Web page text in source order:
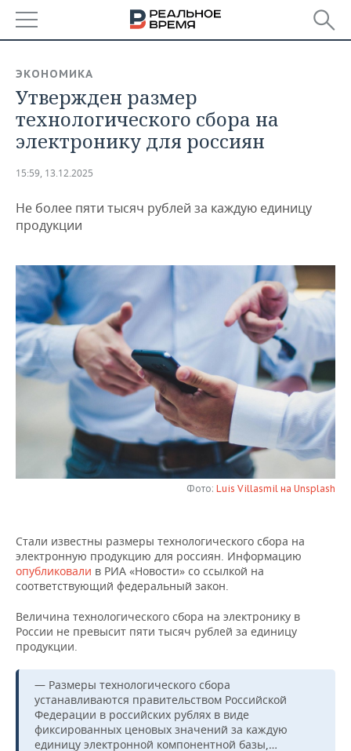
БАШКОРТОСТАН
ТАТАРСТАН
НОВОСТИ
АНАЛИТИКА
ДЕКЛАРАЦИИ О ДОХОДАХ
КОРОЛИ ГОСЗАКАЗА ПФО
ВУЗЫ ТАТАРСТАНА
КОМУ ПРИНАДЛЕЖАТ
ТОРГОВЫЕ ЦЕНТРЫ
ТАТАРСТАНА
НОВОСТИ ЭКОНОМИКИ
ФИНАНСЫ
БАНКИ
БЮДЖЕТ
ИНВЕСТИЦИИ
ПРОМЫШЛЕННОСТЬ
НОВОСТИ
АГРОПРОМ
МАШИНОСТРОЕНИЕ
НЕФТЕХИМИЯ
ЭНЕРГЕТИКА
НЕДВИЖИМОСТЬ
НОВОСТИ НЕДВИЖИМОСТИ
АВТО
НОВОСТИ АВТО
БИЗНЕС
НОВОСТИ БИЗНЕСА
РОЗНИЧНАЯ ТОРГОВЛЯ
ТРАНСПОРТ
ТЕХНОЛОГИИ
НОВОСТИ ТЕХНОЛОГИЙ
МЕРОПРИЯТИЯ
НОВОСТИ МЕРОПРИЯТИЙ
ВЫЕЗДНАЯ РЕДАКЦИЯ
ОТКРЫТАЯ ЛЕКЦИЯ
НОВОСТИ СПОРТА
БАСКЕТБОЛ
ВОЛЕЙБОЛ
КИБЕРСПОРТ
ФИГУРНОЕ КАТАНИЕ
ВОДНЫЕ ВИДЫ СПОРТА
ХОККЕЙ С МЯЧОМ
ОБЩЕСТВО
ИНФРАСТРУКТУРА
ИСТОРИЯ
КУЛЬТУРА
МЕДИЦИНА
ОБРАЗОВАНИЕ
ПРОИСШЕСТВИЯ
СПРАВОЧНИК
СПИСОК ПЕРСОН
СПИСОК КОМПАНИЙ
ЭКОНОМИКА
Утвержден размер
технологического сбора на
электронику для россиян
15:59, 13.12.2025
Не более пяти тысяч рублей за каждую единицу
продукции
Фото: Luis Villasmil на Unsplash
Стали известны размеры технологического сбора на
электронную продукцию для россиян. Информацию
опубликовали в РИА «Новости» со ссылкой на
соответствующий федеральный закон.
Величина технологического сбора на электронику в
России не превысит пяти тысяч рублей за единицу
продукции.
— Размеры технологического сбора
устанавливаются правительством Российской
Федерации в российских рублях в виде
фиксированных ценовых значений за каждую
единицу электронной компонентной базы,…